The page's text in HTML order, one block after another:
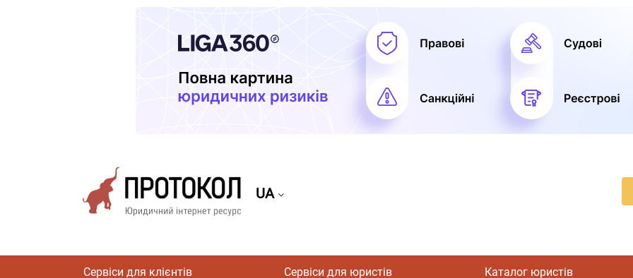
UA
Сервіси для клієнтів Сервіси для юристів Каталог юристів